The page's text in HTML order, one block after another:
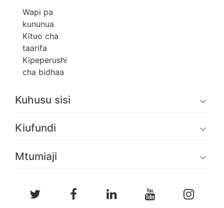
Wapi pa
kununua
Kituo cha
taarifa
Kipeperushi
cha bidhaa
Kuhusu sisi
Kiufundi
Mtumiaji